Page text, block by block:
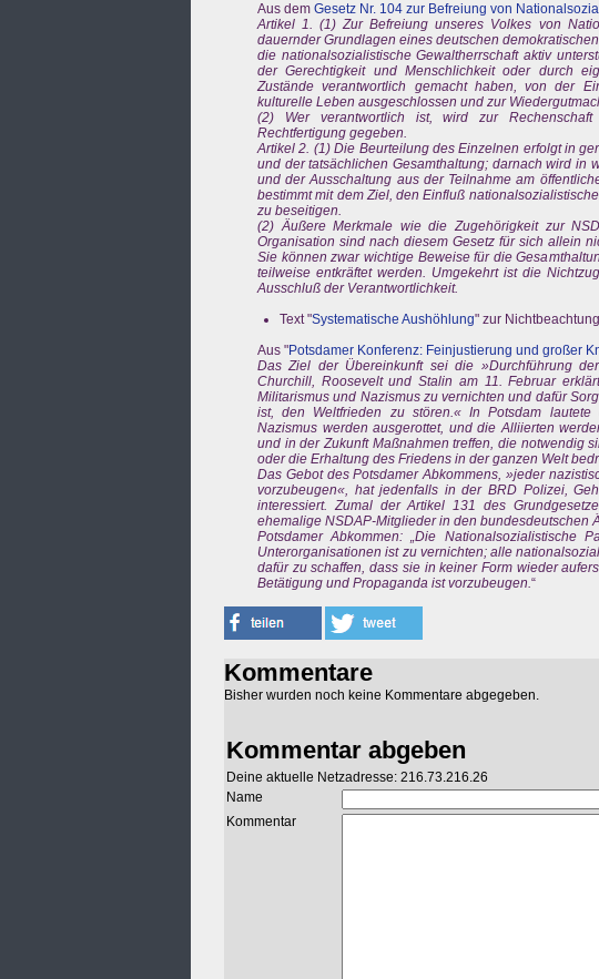
Aus dem Gesetz Nr. 104 zur Befreiung von
Artikel 1. (1) Zur Befreiung unseres Volkes von
dauernder Grundlagen eines deutschen
die nationalsozialistische Gewaltherrschaft aktiv
der Gerechtigkeit und Menschlichkeit oder durch
Zustände verantwortlich gemacht haben, von der
kulturelle Leben ausgeschlossen und zur
(2) Wer verantwortlich ist, wird zur
Rechtfertigung gegeben.
Artikel 2. (1) Die Beurteilung des Einzelnen erfolgt in
und der tatsächlichen Gesamthaltung; darnach wird in
und der Ausschaltung aus der Teilnahme am
bestimmt mit dem Ziel, den Einfluß
zu beseitigen.
(2) Äußere Merkmale wie die Zugehörigkeit zur
Organisation sind nach diesem Gesetz für sich allein
Sie können zwar wichtige Beweise für die
teilweise entkräftet werden. Umgekehrt ist die
Ausschluß der Verantwortlichkeit.
Text "Systematische Aushöhlung" zur
Aus "Potsdamer Konferenz: Feinjustierung und großer
Das Ziel der Übereinkunft sei die »Durchführung
Churchill, Roosevelt und Stalin am 11. Februar
Militarismus und Nazismus zu vernichten und dafür
ist, den Weltfrieden zu stören.« In Potsdam
Nazismus werden ausgerottet, und die Alliierten
und in der Zukunft Maßnahmen treffen, die notwendig
oder die Erhaltung des Friedens in der ganzen Welt
Das Gebot des Potsdamer Abkommens, »jeder
vorzubeugen«, hat jedenfalls in der BRD Polizei,
interessiert. Zumal der Artikel 131 des
ehemalige NSDAP-Mitglieder in den bundesdeutschen
Potsdamer Abkommen: „Die Nationalsozialistische
Unterorganisationen ist zu vernichten; alle
dafür zu schaffen, dass sie in keiner Form wieder
Betätigung und Propaganda ist vorzubeugen.“
Kommentare
Bisher wurden noch keine Kommentare abgegeben.
Kommentar abgeben
Deine aktuelle Netzadresse: 216.73.216.26
Name
Kommentar